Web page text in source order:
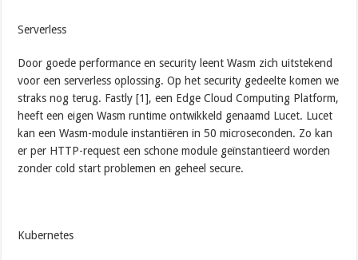
Serverless
Door goede performance en security leent Wasm zich uitstekend
voor een serverless oplossing. Op het security gedeelte komen we
straks nog terug. Fastly [1], een Edge Cloud Computing Platform,
heeft een eigen Wasm runtime ontwikkeld genaamd Lucet. Lucet
kan een Wasm-module instantiëren in 50 microseconden. Zo kan
er per HTTP-request een schone module geïnstantieerd worden
zonder cold start problemen en geheel secure.
Kubernetes